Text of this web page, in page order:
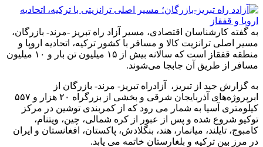
به گفته کارشناسان اقتصادی، مسیر آزاد راه تبریز -مرند- بازرگان،
مسیر اصلی ترانزیت کالا و مسافر با کشور ترکیه، اتحادیه اروپا و
منطقه قفقاز است که سالانه بیش از ۱۵ میلیون تن بار و ۱۰ میلیون
مسافر از طریق آن جابجا می‌شوند.
به گزارش جید از تبریز، آزادراه تبریز- مرند- بازرگان از
ابرپروژه‌های آذربایجان شرقی و بخشی از بزرگراه ۲۰ هزار و ۵۵۷
کیلومتری آسیا به شمار می رود که از کمربندی توشین در مرکز
توکیو شروع شده و پس از عبور از کره شمالی، چین، ویتنام،
کامبوج، تایلند، میانمار، هند، بنگلادش، پاکستان، افغانستان و ایران
در مرز بین ترکیه و بلغارستان خاتمه می یابد.